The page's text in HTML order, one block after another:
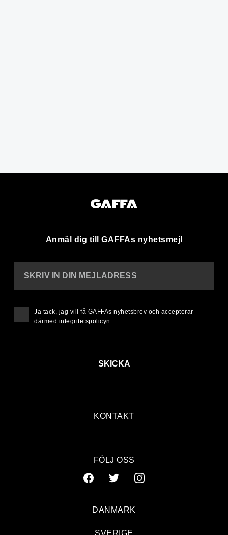
Anmäl dig till GAFFAs nyhetsmejl
KONTAKT
SKRIV IN DIN MEJLADRESS
SKICKA
Ja tack, jag vill få GAFFAs nyhetsbrev och accepterar
därmed integritetspolicyn
FÖLJ OSS
DANMARK
SVERIGE